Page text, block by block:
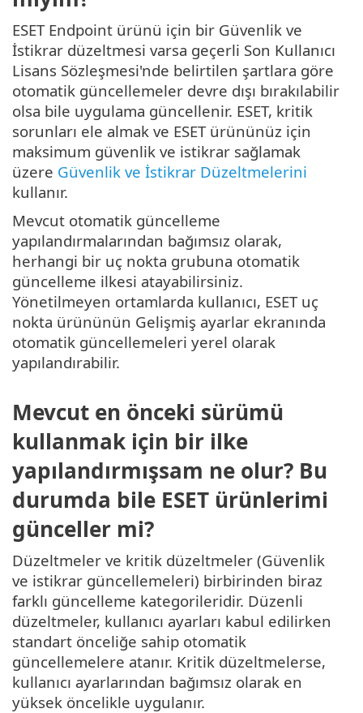
ESET Endpoint ürünü için bir Güvenlik ve
İstikrar düzeltmesi varsa geçerli Son Kullanıcı
Lisans Sözleşmesi'nde belirtilen şartlara göre
otomatik güncellemeler devre dışı bırakılabilir
olsa bile uygulama güncellenir. ESET, kritik
sorunları ele almak ve ESET ürününüz için
maksimum güvenlik ve istikrar sağlamak
üzere Güvenlik ve İstikrar Düzeltmelerini
kullanır.
Mevcut otomatik güncelleme
yapılandırmalarından bağımsız olarak,
herhangi bir uç nokta grubuna otomatik
güncelleme ilkesi atayabilirsiniz.
Yönetilmeyen ortamlarda kullanıcı, ESET uç
nokta ürününün Gelişmiş ayarlar ekranında
otomatik güncellemeleri yerel olarak
yapılandırabilir.
Mevcut en önceki sürümü
kullanmak için bir ilke
yapılandırmışsam ne olur? Bu
durumda bile ESET ürünlerimi
günceller mi?
Düzeltmeler ve kritik düzeltmeler (Güvenlik
ve istikrar güncellemeleri) birbirinden biraz
farklı güncelleme kategorileridir. Düzenli
düzeltmeler, kullanıcı ayarları kabul edilirken
standart önceliğe sahip otomatik
güncellemelere atanır. Kritik düzeltmelerse,
kullanıcı ayarlarından bağımsız olarak en
yüksek öncelikle uygulanır.